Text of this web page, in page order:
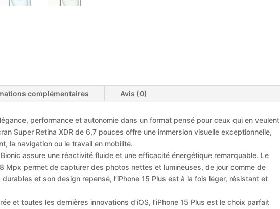
complémentaires Avis (0)
performance et autonomie dans un format pensé pour ceux qui en veulent
Super Retina XDR de 6,7 pouces offre une immersion visuelle exceptionnelle,
la navigation ou le travail en mobilité.
assure une réactivité fluide et une efficacité énergétique remarquable. Le
Mpx permet de capturer des photos nettes et lumineuses, de jour comme de
et son design repensé, l’iPhone 15 Plus est à la fois léger, résistant et
et toutes les dernières innovations d’iOS, l’iPhone 15 Plus est le choix parfait